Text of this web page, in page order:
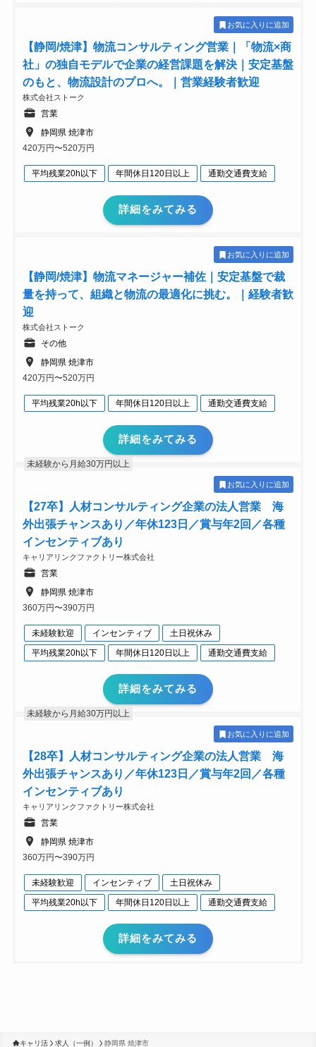
お気に入りに追加
【静岡/焼津】物流コンサルティング営業｜「物流×商
社」の独自モデルで企業の経営課題を解決｜安定基盤
のもと、物流設計のプロへ。｜営業経験者歓迎
株式会社ストーク
営業
静岡県 焼津市
420万円〜520万円
平均残業20h以下 年間休日120日以上 通勤交通費支給
詳細をみてみる
お気に入りに追加
【静岡/焼津】物流マネージャー補佐｜安定基盤で裁
量を持って、組織と物流の最適化に挑む。｜経験者歓
迎
株式会社ストーク
その他
静岡県 焼津市
420万円〜520万円
平均残業20h以下 年間休日120日以上 通勤交通費支給
詳細をみてみる
未経験から月給30万円以上
お気に入りに追加
【27卒】人材コンサルティング企業の法人営業 海
外出張チャンスあり／年休123日／賞与年2回／各種
インセンティブあり
キャリアリンクファクトリー株式会社
営業
静岡県 焼津市
360万円〜390万円
未経験歓迎 インセンティブ
土日祝休み
平均残業20h以下
年間休日120日以上 通勤交通費支給
詳細をみてみる
未経験から月給30万円以上
お気に入りに追加
【28卒】人材コンサルティング企業の法人営業 海
外出張チャンスあり／年休123日／賞与年2回／各種
インセンティブあり
キャリアリンクファクトリー株式会社
営業
静岡県 焼津市
360万円〜390万円
未経験歓迎 インセンティブ
土日祝休み
平均残業20h以下
年間休日120日以上 通勤交通費支給
詳細をみてみる
キャリ活 求人（一例） 静岡県 焼津市